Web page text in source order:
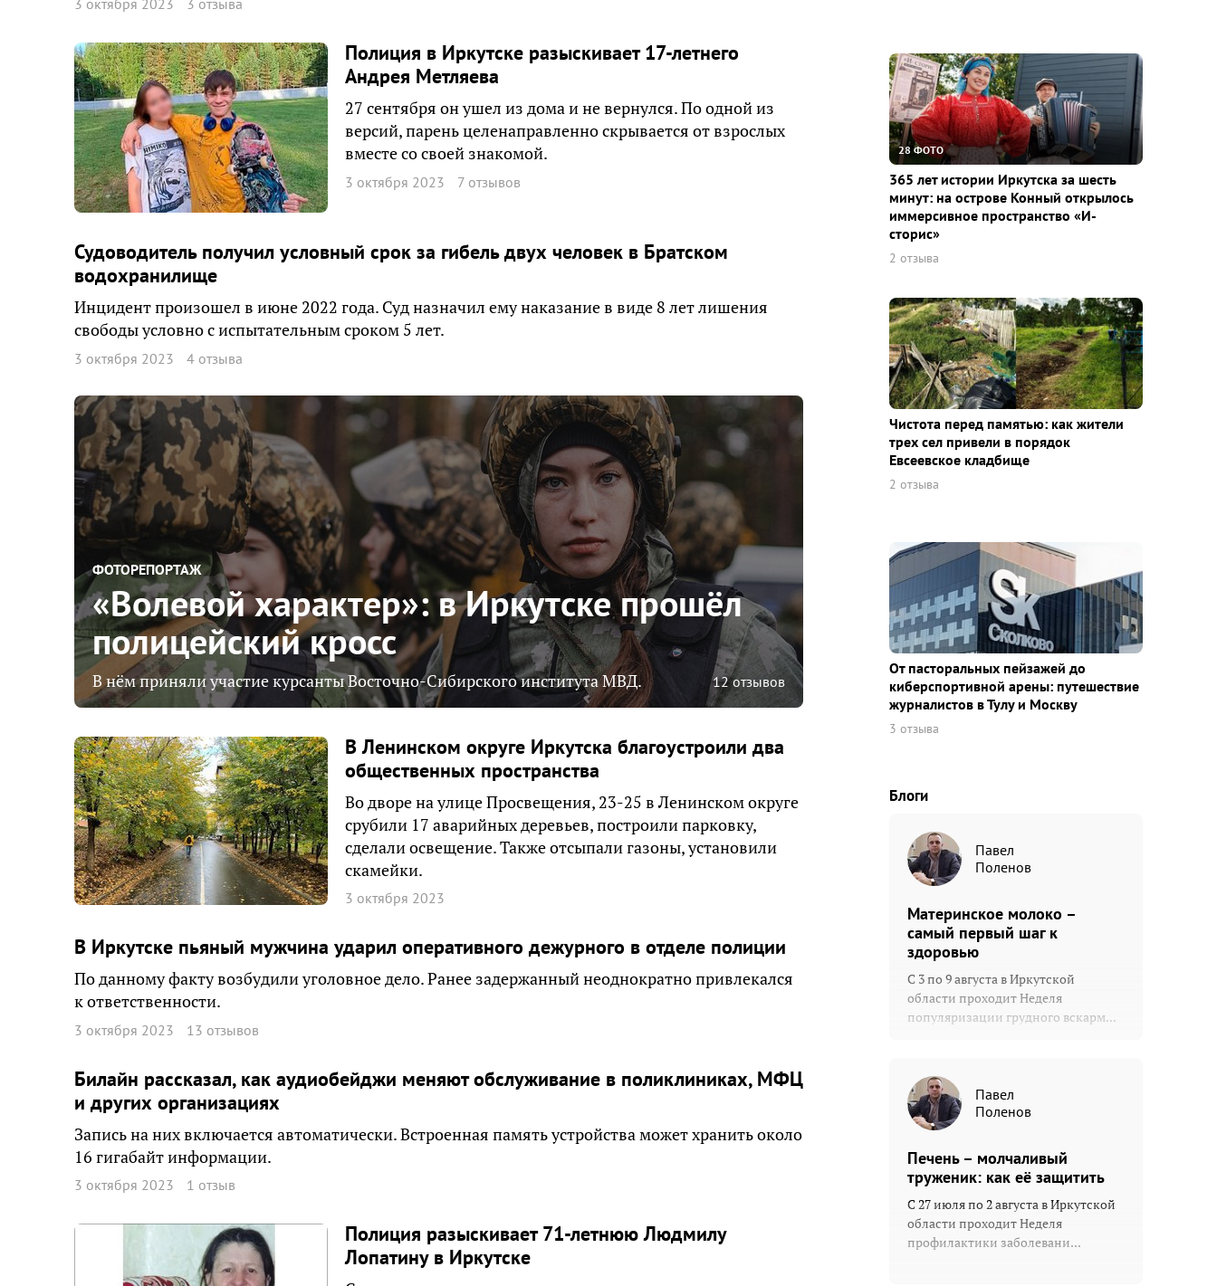
3 октября 2023 3 отзыва
Полиция в Иркутске разыскивает 17-летнего
Андрея Метляева
27 сентября он ушел из дома и не вернулся. По одной из
версий, парень целенаправленно скрывается от взрослых
вместе со своей знакомой.
3 октября 2023 7 отзывов
Судоводитель получил условный срок за гибель двух человек в Братском
водохранилище
Инцидент произошел в июне 2022 года. Суд назначил ему наказание в виде 8 лет лишения
свободы условно с испытательным сроком 5 лет.
3 октября 2023 4 отзыва
ФОТОРЕПОРТАЖ
«Волевой характер»: в Иркутске прошёл
полицейский кросс
В нём приняли участие курсанты Восточно-Сибирского института МВД. 12 отзывов
В Ленинском округе Иркутска благоустроили два
общественных пространства
Во дворе на улице Просвещения, 23-25 в Ленинском округе
срубили 17 аварийных деревьев, построили парковку,
сделали освещение. Также отсыпали газоны, установили
скамейки.
3 октября 2023
В Иркутске пьяный мужчина ударил оперативного дежурного в отделе полиции
По данному факту возбудили уголовное дело. Ранее задержанный неоднократно привлекался
к ответственности.
3 октября 2023 13 отзывов
Билайн рассказал, как аудиобейджи меняют обслуживание в поликлиниках, МФЦ
и других организациях
Запись на них включается автоматически. Встроенная память устройства может хранить около
16 гигабайт информации.
3 октября 2023 1 отзыв
Полиция разыскивает 71-летнюю Людмилу
Лопатину в Иркутске
28 ФОТО
365 лет истории Иркутска за шесть
минут: на острове Конный открылось
иммерсивное пространство «И-
сторис»
2 отзыва
Чистота перед памятью: как жители
трех сел привели в порядок
Евсеевское кладбище
2 отзыва
От пасторальных пейзажей до
киберспортивной арены: путешествие
журналистов в Тулу и Москву
3 отзыва
Блоги
Павел
Поленов
Материнское молоко –
самый первый шаг к
здоровью
С 3 по 9 августа в Иркутской
области проходит Неделя
популяризации грудного вскарм...
Павел
Поленов
Печень – молчаливый
труженик: как её защитить
С 27 июля по 2 августа в Иркутской
области проходит Неделя
профилактики заболевани...